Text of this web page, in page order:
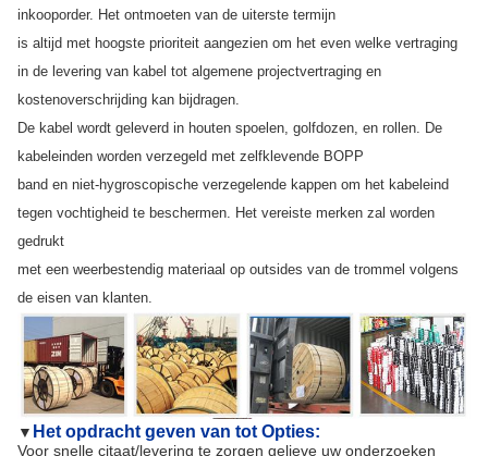
inkooporder. Het ontmoeten van de uiterste termijn
is altijd met hoogste prioriteit aangezien om het even welke vertraging
in de levering van kabel tot algemene projectvertraging en
kostenoverschrijding kan bijdragen.
De kabel wordt geleverd in houten spoelen, golfdozen, en rollen. De
kabeleinden worden verzegeld met zelfklevende BOPP
band en niet-hygroscopische verzegelende kappen om het kabeleind
tegen vochtigheid te beschermen. Het vereiste merken zal worden
gedrukt
met een weerbestendig materiaal op outsides van de trommel volgens
de eisen van klanten.
▼ Het opdracht geven van tot Opties:
Voor snelle citaat/levering te zorgen gelieve uw onderzoeken